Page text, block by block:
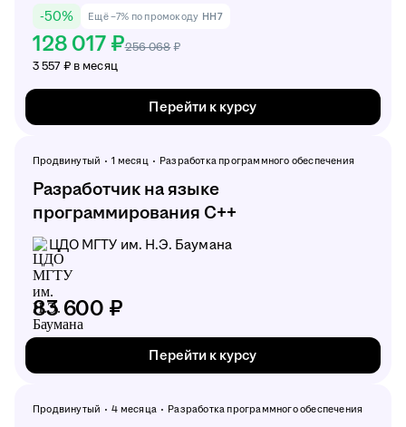
-50% Ещё −7% по промокоду HH7
128 017 ₽256 068 ₽
3 557 ₽ в месяц
Перейти к курсу
Продвинутый 1 месяц Разработка программного обеспечения
Разработчик на языке
программирования C++
ЦДО МГТУ им. Н.Э. Баумана
83 600 ₽
Перейти к курсу
Продвинутый 4 месяца Разработка программного обеспечения